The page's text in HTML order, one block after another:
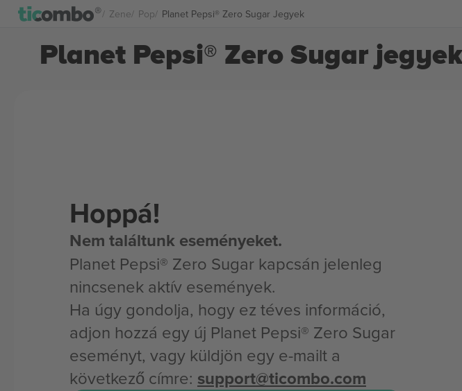
Zene Pop Planet Pepsi® Zero Sugar Jegyek
Planet Pepsi® Zero Sugar jegyek
Hoppá!
Nem találtunk eseményeket.
Planet Pepsi® Zero Sugar kapcsán jelenleg
nincsenek aktív események.
Ha úgy gondolja, hogy ez téves információ,
adjon hozzá egy új Planet Pepsi® Zero Sugar
eseményt, vagy küldjön egy e-mailt a
következő címre: support@ticombo.com